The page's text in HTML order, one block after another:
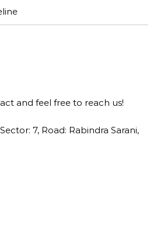
and feel free to reach us!
7, Road: Rabindra Sarani,